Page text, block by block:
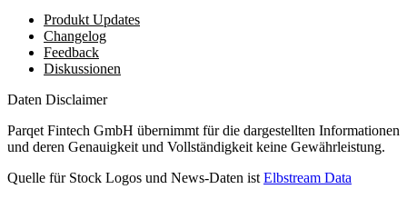
Produkt Updates
Changelog
Feedback
Diskussionen
Daten Disclaimer
Parqet Fintech GmbH übernimmt für die dargestellten Informationen
und deren Genauigkeit und Vollständigkeit keine Gewährleistung.
Quelle für Stock Logos und News-Daten ist Elbstream Data